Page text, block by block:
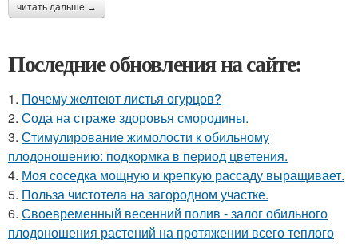
читать дальше →
Последние обновления на сайте:
1. Почему желтеют листья огурцов?
2. Сода на страже здоровья смородины.
3. Стимулирование жимолости к обильному
плодоношению: подкормка в период цветения.
4. Моя соседка мощную и крепкую рассаду выращивает.
5. Польза чистотела на загородном участке.
6. Своевременный весенний полив - залог обильного
плодоношения растений на протяжении всего теплого